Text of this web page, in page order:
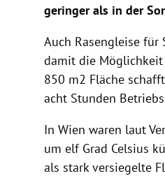
geringer als in der
Auch Rasengleise
damit die
850 m2 Fläche
acht Stunden
In Wien waren laut
um elf Grad Celsius
als stark versiegelte